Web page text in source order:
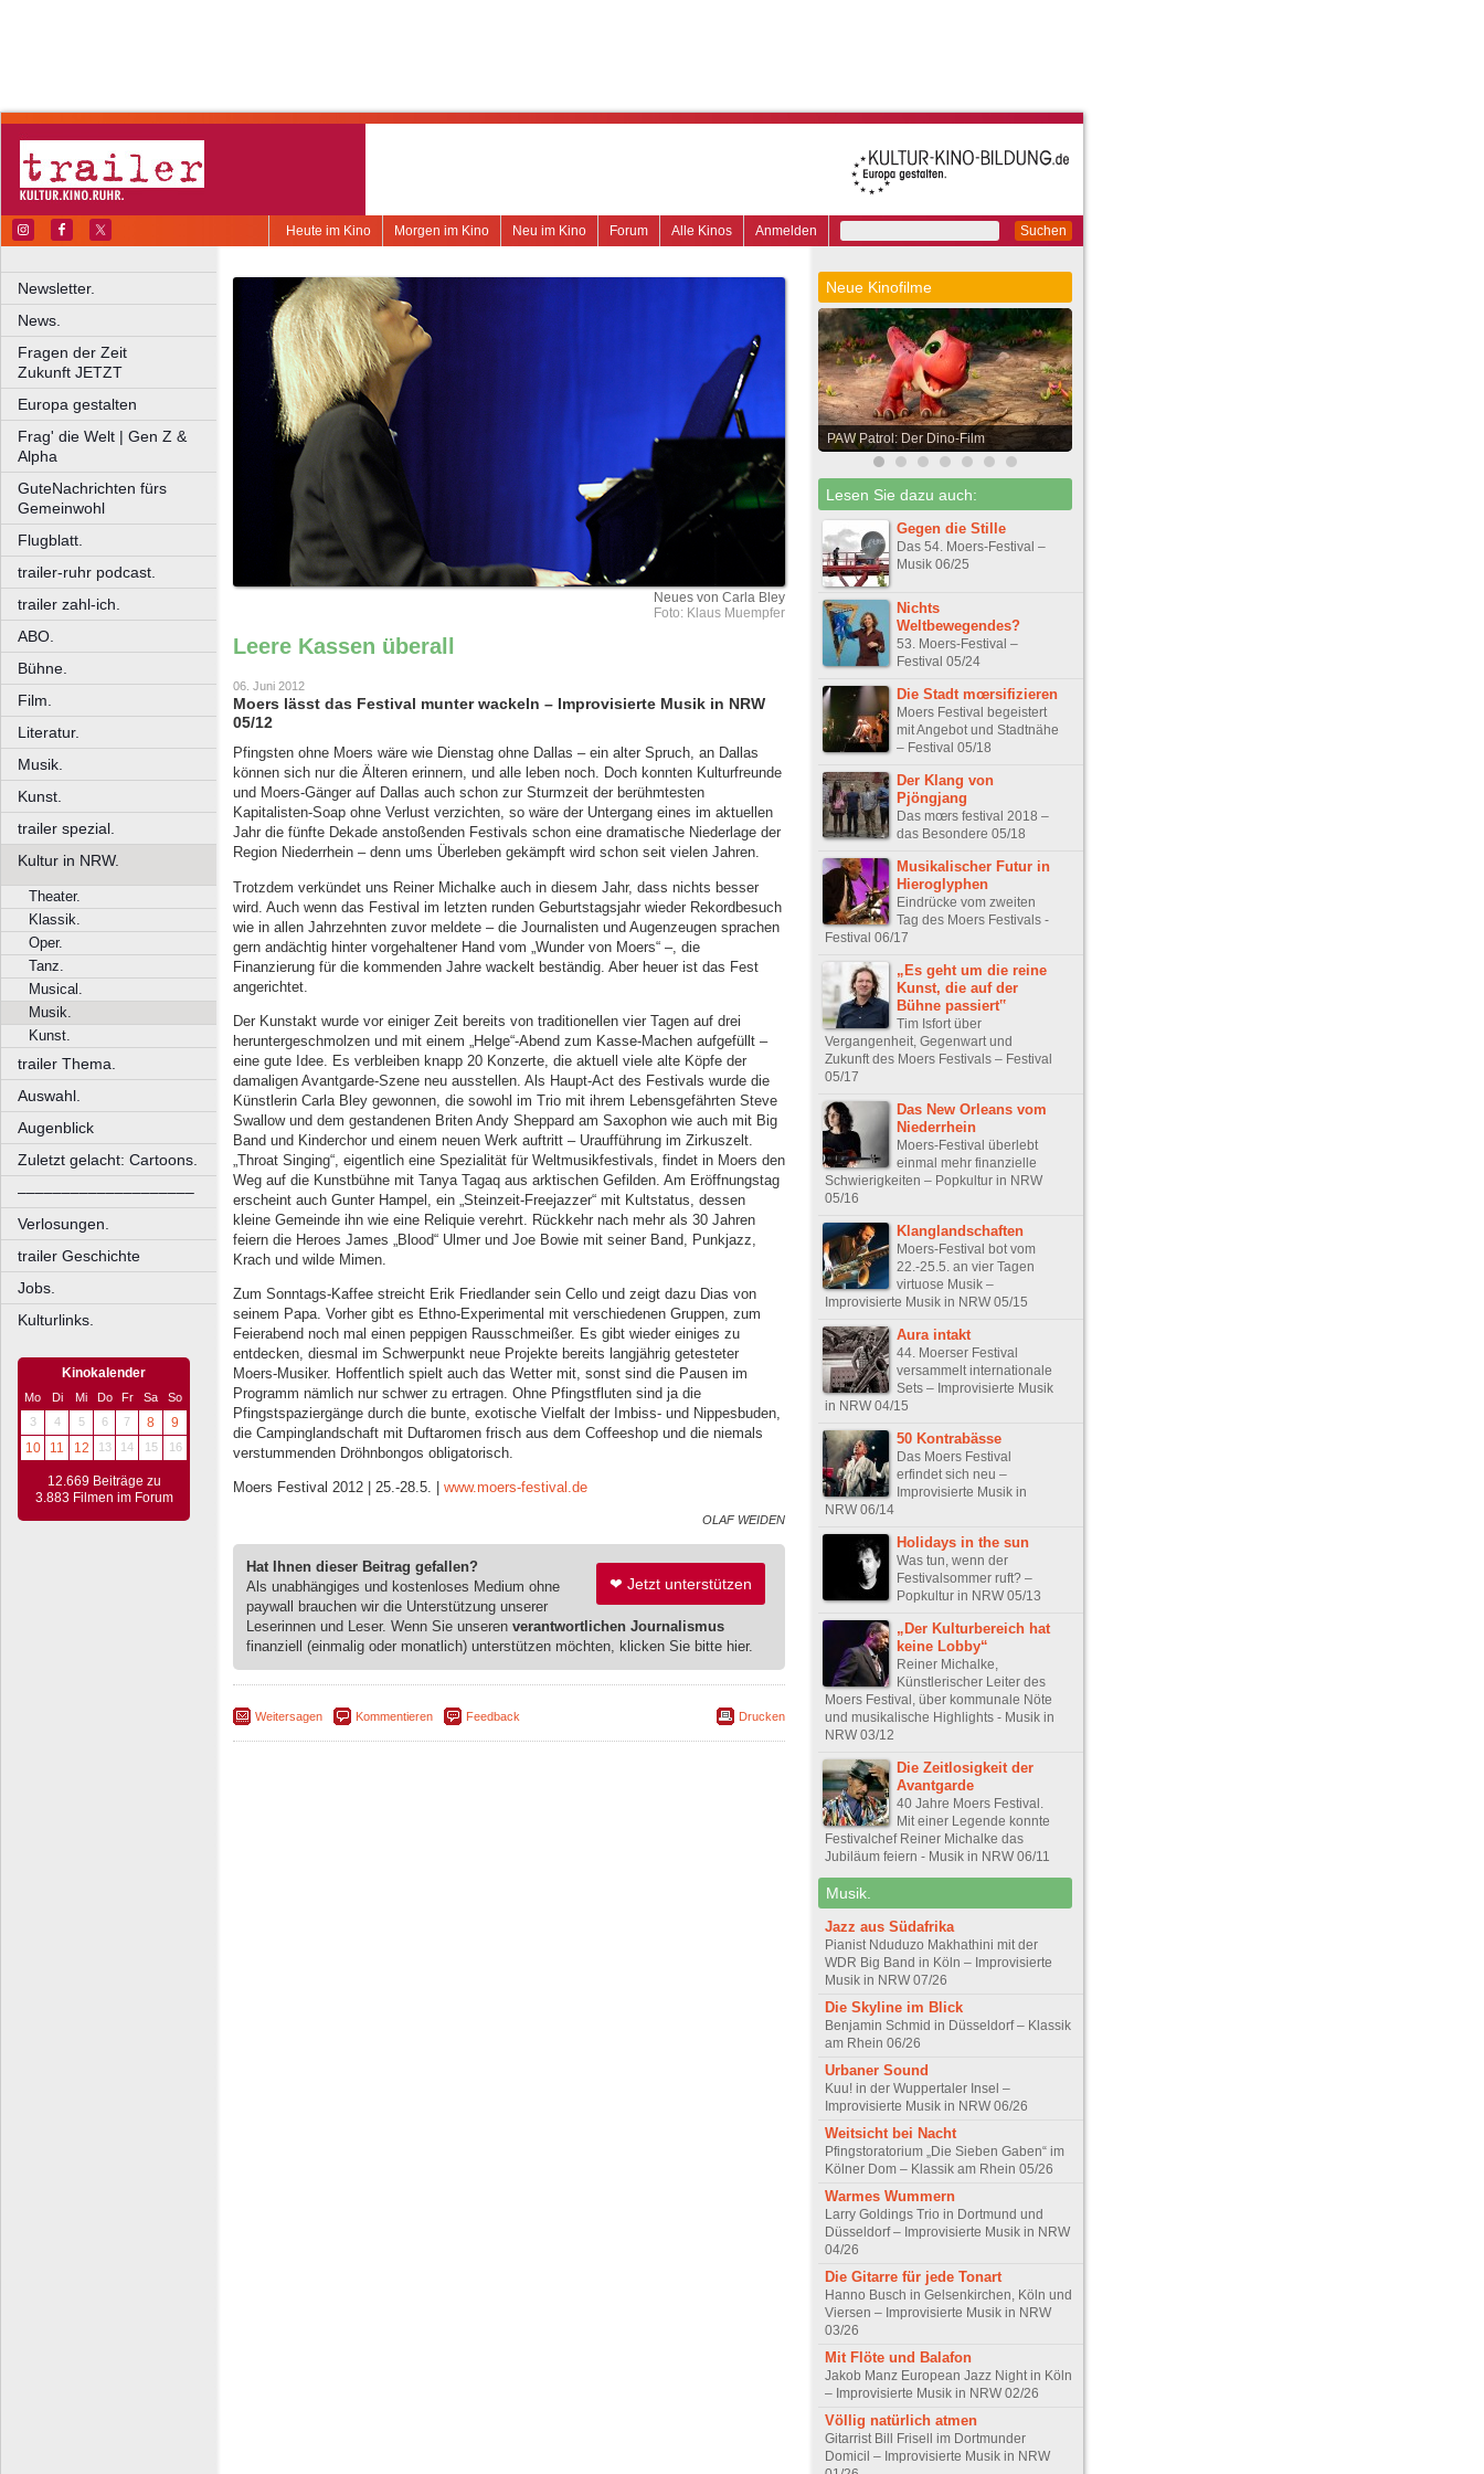
Suchen
Anmelden
Alle Kinos
Forum
Neu im Kino
Morgen im Kino
Heute im Kino
Newsletter.
News.
Fragen der Zeit
Zukunft JETZT
Europa gestalten
Frag' die Welt | Gen Z &
Alpha
GuteNachrichten fürs
Gemeinwohl
Flugblatt.
trailer-ruhr podcast.
trailer zahl-ich.
ABO.
Bühne.
Film.
Literatur.
Musik.
Kunst.
trailer spezial.
Kultur in NRW.
Theater.
Klassik.
Oper.
Tanz.
Musical.
Musik.
Kunst.
trailer Thema.
Auswahl.
Augenblick
Zuletzt gelacht: Cartoons.
––––––––––––––––––––
Verlosungen.
trailer Geschichte
Jobs.
Kulturlinks.
Kinokalender
Mo Di Mi Do Fr Sa
So
3
4 5 6 7 8
9
10
11 12 13 14 15 16
12.669 Beiträge zu
3.883 Filmen im Forum
Neues von Carla Bley
Foto: Klaus Muempfer
Leere Kassen überall
06. Juni 2012
Moers lässt das Festival munter wackeln – Improvisierte Musik in NRW
05/12
Pfingsten ohne Moers wäre wie Dienstag ohne Dallas – ein alter Spruch, an Dallas
können sich nur die Älteren erinnern, und alle leben noch. Doch konnten Kulturfreunde
und Moers-Gänger auf Dallas auch schon zur Sturmzeit der berühmtesten
Kapitalisten-Soap ohne Verlust verzichten, so wäre der Untergang eines im aktuellen
Jahr die fünfte Dekade anstoßenden Festivals schon eine dramatische Niederlage der
Region Niederrhein – denn ums Überleben gekämpft wird schon seit vielen Jahren.
Trotzdem verkündet uns Reiner Michalke auch in diesem Jahr, dass nichts besser
wird. Auch wenn das Festival im letzten runden Geburtstagsjahr wieder Rekordbesuch
wie in allen Jahrzehnten zuvor meldete – die Journalisten und Augenzeugen sprachen
gern andächtig hinter vorgehaltener Hand vom „Wunder von Moers“ –, die
Finanzierung für die kommenden Jahre wackelt beständig. Aber heuer ist das Fest
angerichtet.
Der Kunstakt wurde vor einiger Zeit bereits von traditionellen vier Tagen auf drei
heruntergeschmolzen und mit einem „Helge“-Abend zum Kasse-Machen aufgefüllt –
eine gute Idee. Es verbleiben knapp 20 Konzerte, die aktuell viele alte Köpfe der
damaligen Avantgarde-Szene neu ausstellen. Als Haupt-Act des Festivals wurde die
Künstlerin Carla Bley gewonnen, die sowohl im Trio mit ihrem Lebensgefährten Steve
Swallow und dem gestandenen Briten Andy Sheppard am Saxophon wie auch mit Big
Band und Kinderchor und einem neuen Werk auftritt – Uraufführung im Zirkuszelt.
„Throat Singing“, eigentlich eine Spezialität für Weltmusikfestivals, findet in Moers den
Weg auf die Kunstbühne mit Tanya Tagaq aus arktischen Gefilden. Am Eröffnungstag
erscheint auch Gunter Hampel, ein „Steinzeit-Freejazzer“ mit Kultstatus, dessen
kleine Gemeinde ihn wie eine Reliquie verehrt. Rückkehr nach mehr als 30 Jahren
feiern die Heroes James „Blood“ Ulmer und Joe Bowie mit seiner Band, Punkjazz,
Krach und wilde Mimen.
Zum Sonntags-Kaffee streicht Erik Friedlander sein Cello und zeigt dazu Dias von
seinem Papa. Vorher gibt es Ethno-Experimental mit verschiedenen Gruppen, zum
Feierabend noch mal einen peppigen Rausschmeißer. Es gibt wieder einiges zu
entdecken, diesmal im Schwerpunkt neue Projekte bereits langjährig getesteter
Moers-Musiker. Hoffentlich spielt auch das Wetter mit, sonst sind die Pausen im
Programm nämlich nur schwer zu ertragen. Ohne Pfingstfluten sind ja die
Pfingstspaziergänge durch die bunte, exotische Vielfalt der Imbiss- und Nippesbuden,
die Campinglandschaft mit Duftaromen frisch aus dem Coffeeshop und die niemals
verstummenden Dröhnbongos obligatorisch.
Moers Festival 2012 | 25.-28.5. | www.moers-festival.de
OLAF WEIDEN
❤ Jetzt unterstützen
Hat Ihnen dieser Beitrag gefallen?
Als unabhängiges und kostenloses Medium ohne
paywall brauchen wir die Unterstützung unserer
Leserinnen und Leser. Wenn Sie unseren verantwortlichen Journalismus
finanziell (einmalig oder monatlich) unterstützen möchten, klicken Sie bitte hier.
Weitersagen Kommentieren Feedback Drucken
Neue Kinofilme
PAW Patrol: Der Dino-Film
Lesen Sie dazu auch:
Gegen die Stille
Das 54. Moers-Festival –
Musik 06/25
Nichts
Weltbewegendes?
53. Moers-Festival –
Festival 05/24
Die Stadt mœrsifizieren
Moers Festival begeistert
mit Angebot und Stadtnähe
– Festival 05/18
Der Klang von
Pjöngjang
Das mœrs festival 2018 –
das Besondere 05/18
Musikalischer Futur in
Hieroglyphen
Eindrücke vom zweiten
Tag des Moers Festivals -
Festival 06/17
„Es geht um die reine
Kunst, die auf der
Bühne passiert‟
Tim Isfort über
Vergangenheit, Gegenwart und
Zukunft des Moers Festivals – Festival
05/17
Das New Orleans vom
Niederrhein
Moers-Festival überlebt
einmal mehr finanzielle
Schwierigkeiten – Popkultur in NRW
05/16
Klanglandschaften
Moers-Festival bot vom
22.-25.5. an vier Tagen
virtuose Musik –
Improvisierte Musik in NRW 05/15
Aura intakt
44. Moerser Festival
versammelt internationale
Sets – Improvisierte Musik
in NRW 04/15
50 Kontrabässe
Das Moers Festival
erfindet sich neu –
Improvisierte Musik in
NRW 06/14
Holidays in the sun
Was tun, wenn der
Festivalsommer ruft? –
Popkultur in NRW 05/13
„Der Kulturbereich hat
keine Lobby“
Reiner Michalke,
Künstlerischer Leiter des
Moers Festival, über kommunale Nöte
und musikalische Highlights - Musik in
NRW 03/12
Die Zeitlosigkeit der
Avantgarde
40 Jahre Moers Festival.
Mit einer Legende konnte
Festivalchef Reiner Michalke das
Jubiläum feiern - Musik in NRW 06/11
Musik.
Jazz aus Südafrika
Pianist Nduduzo Makhathini mit der
WDR Big Band in Köln – Improvisierte
Musik in NRW 07/26
Die Skyline im Blick
Benjamin Schmid in Düsseldorf – Klassik
am Rhein 06/26
Urbaner Sound
Kuu! in der Wuppertaler Insel –
Improvisierte Musik in NRW 06/26
Weitsicht bei Nacht
Pfingstoratorium „Die Sieben Gaben“ im
Kölner Dom – Klassik am Rhein 05/26
Warmes Wummern
Larry Goldings Trio in Dortmund und
Düsseldorf – Improvisierte Musik in NRW
04/26
Die Gitarre für jede Tonart
Hanno Busch in Gelsenkirchen, Köln und
Viersen – Improvisierte Musik in NRW
03/26
Mit Flöte und Balafon
Jakob Manz European Jazz Night in Köln
– Improvisierte Musik in NRW 02/26
Völlig natürlich atmen
Gitarrist Bill Frisell im Dortmunder
Domicil – Improvisierte Musik in NRW